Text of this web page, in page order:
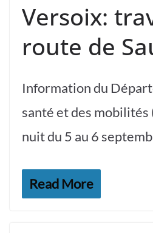
Versoix:
route de
Information du
santé et des
nuit du 5 au 6
Read More